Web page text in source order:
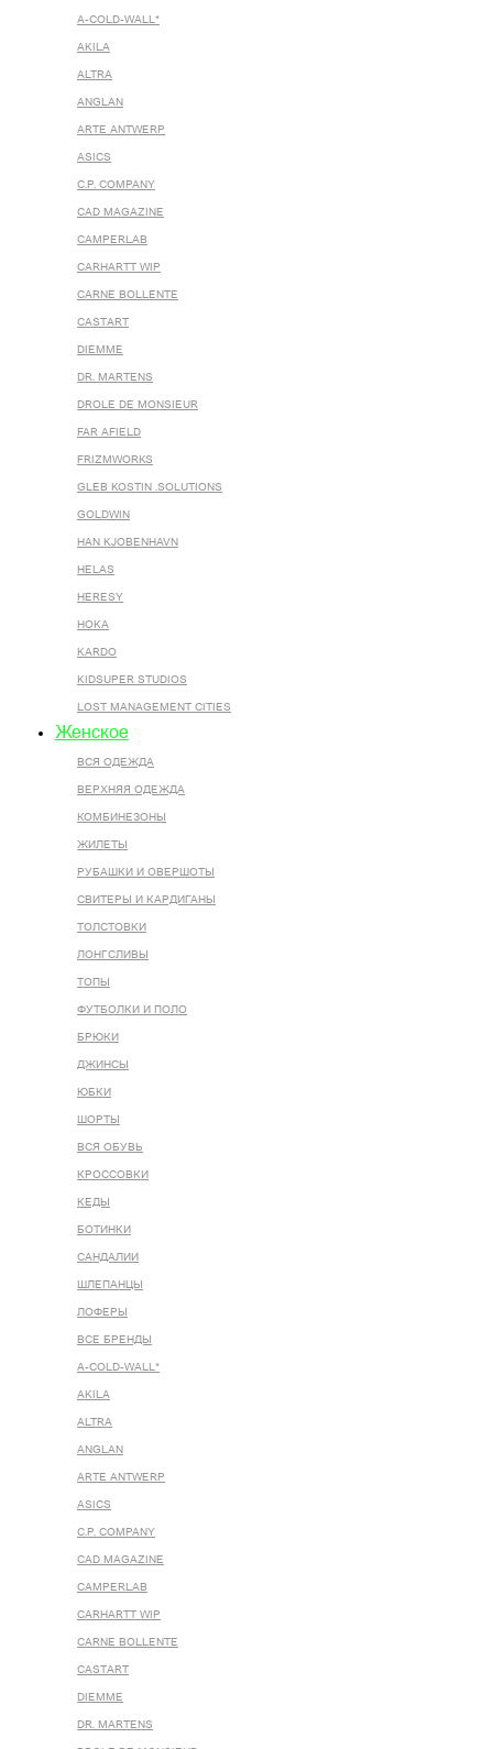
A-COLD-WALL*
AKILA
ALTRA
ANGLAN
ARTE ANTWERP
ASICS
C.P. COMPANY
CAD MAGAZINE
CAMPERLAB
CARHARTT WIP
CARNE BOLLENTE
CASTART
DIEMME
DR. MARTENS
DROLE DE MONSIEUR
FAR AFIELD
FRIZMWORKS
GLEB KOSTIN .SOLUTIONS
GOLDWIN
HAN KJOBENHAVN
HELAS
HERESY
HOKA
KARDO
KIDSUPER STUDIOS
LOST MANAGEMENT CITIES
Женское
ВСЯ ОДЕЖДА
ВЕРХНЯЯ ОДЕЖДА
КОМБИНЕЗОНЫ
ЖИЛЕТЫ
РУБАШКИ И ОВЕРШОТЫ
СВИТЕРЫ И КАРДИГАНЫ
ТОЛСТОВКИ
ЛОНГСЛИВЫ
ТОПЫ
ФУТБОЛКИ И ПОЛО
БРЮКИ
ДЖИНСЫ
ЮБКИ
ШОРТЫ
ВСЯ ОБУВЬ
КРОССОВКИ
КЕДЫ
БОТИНКИ
САНДАЛИИ
ШЛЕПАНЦЫ
ЛОФЕРЫ
ВСЕ БРЕНДЫ
A-COLD-WALL*
AKILA
ALTRA
ANGLAN
ARTE ANTWERP
ASICS
C.P. COMPANY
CAD MAGAZINE
CAMPERLAB
CARHARTT WIP
CARNE BOLLENTE
CASTART
DIEMME
DR. MARTENS